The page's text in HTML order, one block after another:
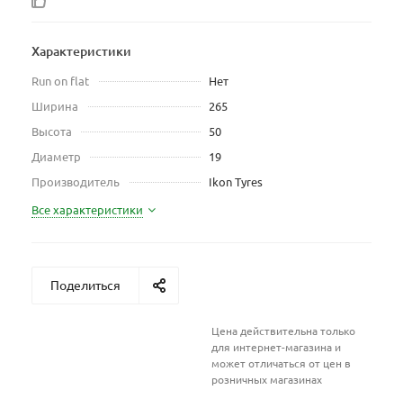
Характеристики
Run on flat
Нет
Ширина
265
Высота
50
Диаметр
19
Производитель
Ikon Tyres
Все характеристики
Поделиться
Цена действительна только
для интернет-магазина и
может отличаться от цен в
розничных магазинах